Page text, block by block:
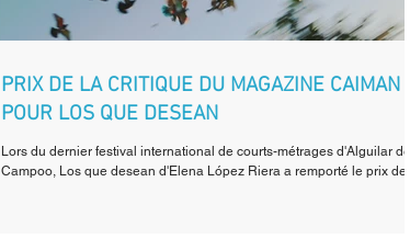
PRIX DE LA CRITIQUE DU MAGAZINE CAIMAN
POUR LOS QUE DESEAN
Lors du dernier festival international de courts-métrages d'Alguilar de
Campoo, Los que desean d'Elena López Riera a remporté le prix de...